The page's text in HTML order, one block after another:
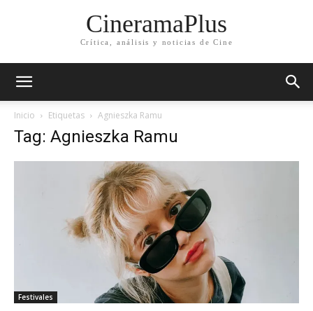
CineramaPlus
Crítica, análisis y noticias de Cine
Inicio Etiquetas Agnieszka Ramu
Tag: Agnieszka Ramu
Festivales